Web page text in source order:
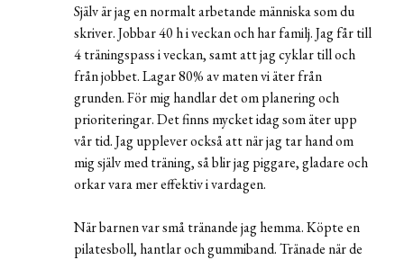
Själv är jag en normalt arbetande människa som du
skriver. Jobbar 40 h i veckan och har familj. Jag får till
4 träningspass i veckan, samt att jag cyklar till och
från jobbet. Lagar 80% av maten vi äter från
grunden. För mig handlar det om planering och
prioriteringar. Det finns mycket idag som äter upp
vår tid. Jag upplever också att när jag tar hand om
mig själv med träning, så blir jag piggare, gladare och
orkar vara mer effektiv i vardagen.
När barnen var små tränande jag hemma. Köpte en
pilatesboll, hantlar och gummiband. Tränade när de